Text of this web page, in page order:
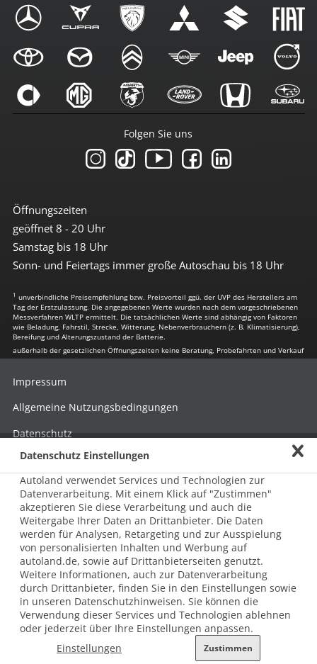
Öffnungszeiten
geöffnet 8 - 20 Uhr
Samstag bis 18 Uhr
Sonn- und Feiertags immer große Autoschau bis 18 Uhr
Folgen Sie uns
1 unverbindliche Preisempfehlung bzw. Preisvorteil ggü. der UVP des Herstellers am
Tag der Erstzulassung. Die angegebenen Werte wurden nach dem vorgeschriebenen
Messverfahren WLTP ermittelt. Die tatsächlichen Werte sind abhängig von Faktoren
wie Beladung, Fahrstil, Strecke, Witterung, Nebenverbrauchern (z. B. Klimatisierung),
Bereifung und Alterungszustand der Batterie.
außerhalb der gesetzlichen Öffnungszeiten keine Beratung, Probefahrten und Verkauf
© 2026 AUTOLAND 24 SE & Co. Betriebs KG
Werner-von-Siemens-Str. 2, 06796 Brehna, Deutschland
Impressum
Allgemeine Nutzungsbedingungen
Datenschutz
Hinweisgebersystem nach HinSchG
Beschwerde nach LkSG
Grundsatzerklärung zum LkSG
Datenschutz Einstellungen
Autoland verwendet Services und Technologien zur
Datenverarbeitung. Mit einem Klick auf "Zustimmen"
akzeptieren Sie diese Verarbeitung und auch die
Weitergabe Ihrer Daten an Drittanbieter. Die Daten
werden für Analysen, Retargeting und zur Ausspielung
von personalisierten Inhalten und Werbung auf
autoland.de, sowie auf Drittanbieterseiten genutzt.
Weitere Informationen, auch zur Datenverarbeitung
durch Drittanbieter, finden Sie in den Einstellungen sowie
in unseren Datenschutzhinweisen. Sie können die
Verwendung dieser Services und Technologien ablehnen
oder jederzeit über Ihre Einstellungen anpassen.
Einstellungen
Zustimmen